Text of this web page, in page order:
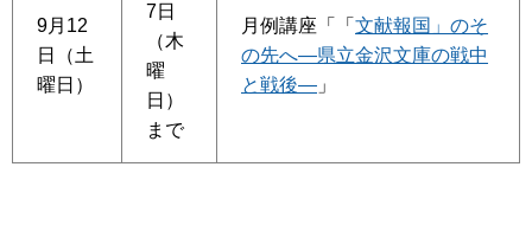
9月12
日（土
曜日）
7日
（木
曜
日）
まで
月例講座「「 文献報国」のそ
の先へ―県立金沢文庫の戦中
と戦後― 」